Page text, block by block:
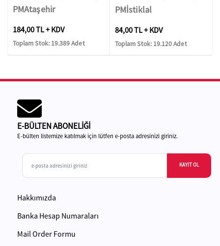
PMAtaşehir
184,00 TL + KDV
Toplam Stok: 19.389 Adet
PMİstiklal
84,00 TL + KDV
Toplam Stok: 19.120 Adet
E-BÜLTEN ABONELİĞİ
E-bülten listemize katılmak için lütfen e-posta adresinizi giriniz.
KAYIT OL
Hakkımızda
Banka Hesap Numaraları
Mail Order Formu